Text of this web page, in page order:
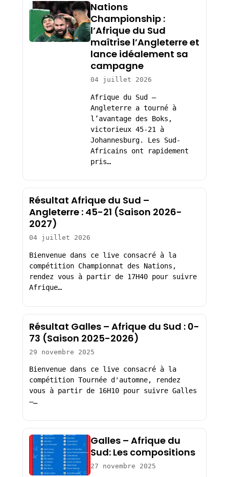
Nations
Championship :
l’Afrique du Sud
maîtrise l’Angleterre et
lance idéalement sa
campagne
04 juillet 2026
Afrique du Sud –
Angleterre a tourné à
l’avantage des Boks,
victorieux 45-21 à
Johannesburg. Les Sud-
Africains ont rapidement
pris…
Résultat Afrique du Sud –
Angleterre : 45-21 (Saison 2026-
2027)
04 juillet 2026
Bienvenue dans ce live consacré à la
compétition Championnat des Nations,
rendez vous à partir de 17H40 pour suivre
Afrique…
Résultat Galles – Afrique du Sud : 0-
73 (Saison 2025-2026)
29 novembre 2025
Bienvenue dans ce live consacré à la
compétition Tournée d'automne, rendez
vous à partir de 16H10 pour suivre Galles
–…
Galles – Afrique du
Sud: Les compositions
27 novembre 2025